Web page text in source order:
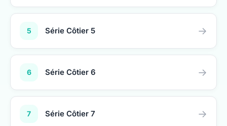
5 Série Côtier 5 →
6 Série Côtier 6 →
7 Série Côtier 7 →